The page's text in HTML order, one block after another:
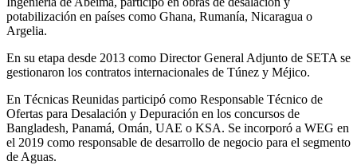
potabilización en países como Ghana, Rumanía, Nicaragua o
Argelia.
En su etapa desde 2013 como Director General Adjunto de SETA se
gestionaron los contratos internacionales de Túnez y Méjico.
En Técnicas Reunidas participó como Responsable Técnico de
Ofertas para Desalación y Depuración en los concursos de
Bangladesh, Panamá, Omán, UAE o KSA. Se incorporó a WEG en
el 2019 como responsable de desarrollo de negocio para el segmento
de Aguas.